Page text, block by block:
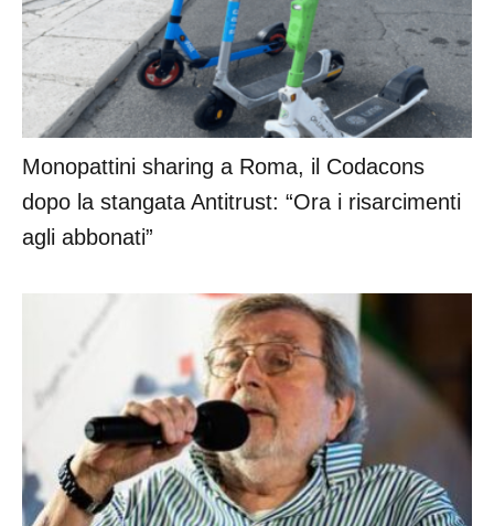
Monopattini sharing a Roma, il Codacons
dopo la stangata Antitrust: “Ora i risarcimenti
agli abbonati”